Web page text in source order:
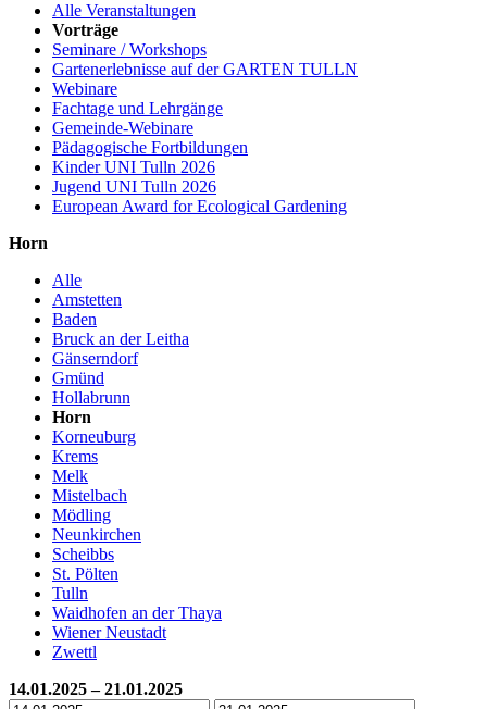
Alle Veranstaltungen
Vorträge
Seminare / Workshops
Gartenerlebnisse auf der GARTEN TULLN
Webinare
Fachtage und Lehrgänge
Gemeinde-Webinare
Pädagogische Fortbildungen
Kinder UNI Tulln 2026
Jugend UNI Tulln 2026
European Award for Ecological Gardening
Horn
Alle
Amstetten
Baden
Bruck an der Leitha
Gänserndorf
Gmünd
Hollabrunn
Horn
Korneuburg
Krems
Melk
Mistelbach
Mödling
Neunkirchen
Scheibbs
St. Pölten
Tulln
Waidhofen an der Thaya
Wiener Neustadt
Zwettl
14.01.2025 – 21.01.2025